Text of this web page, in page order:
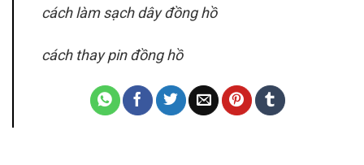
cách làm sạch dây đồng hồ
cách thay pin đồng hồ